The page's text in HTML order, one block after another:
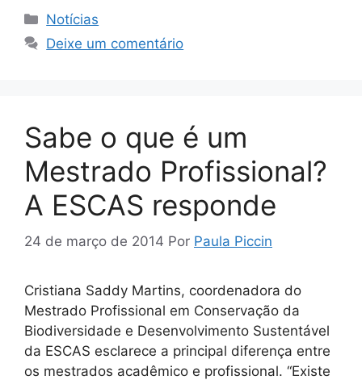
Notícias
Deixe um comentário
Sabe o que é um
Mestrado Profissional?
A ESCAS responde
24 de março de 2014 Por Paula Piccin
Cristiana Saddy Martins, coordenadora do
Mestrado Profissional em Conservação da
Biodiversidade e Desenvolvimento Sustentável
da ESCAS esclarece a principal diferença entre
os mestrados acadêmico e profissional. “Existe